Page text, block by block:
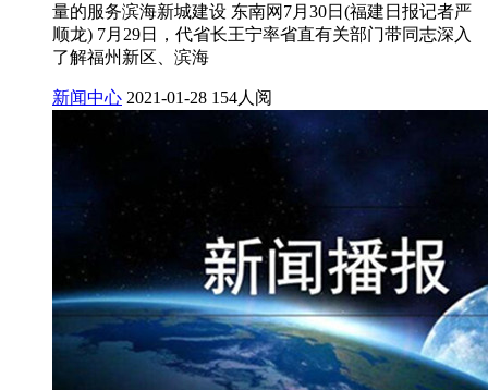
量的服务滨海新城建设 东南网7月30日(福建日报记者严
顺龙) 7月29日，代省长王宁率省直有关部门带同志深入
了解福州新区、滨海
新闻中心 2021-01-28 154人阅